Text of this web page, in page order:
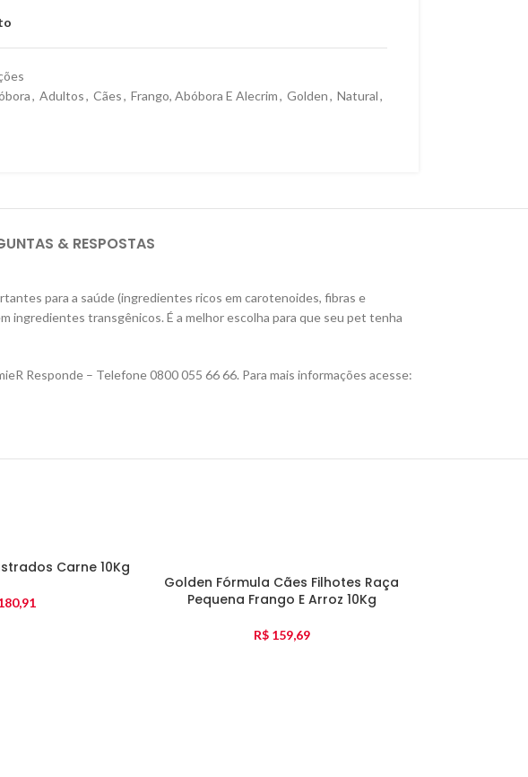
, Adultos, Cães, Frango, Abóbora E Alecrim, Golden, Natural,
& RESPOSTAS
para a saúde (ingredientes ricos em carotenoides, fibras e
ingredientes transgênicos. É a melhor escolha para que seu pet tenha
Responde – Telefone 0800 055 66 66. Para mais informações acesse:
Carne 10Kg
Golden Fórmula Cães Filhotes Raça
Pequena Frango E Arroz 10Kg
R$159,69